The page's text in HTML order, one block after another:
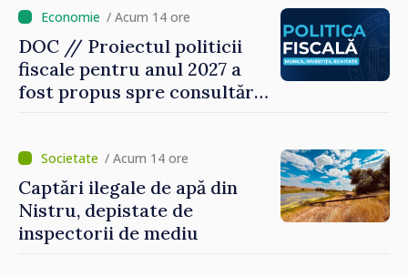
/ Acum 14 ore
DOC // Proiectul politicii
fiscale pentru anul 2027 a
fost propus spre consultări
/ Acum 14 ore
Captări ilegale de apă din
Nistru, depistate de
inspectorii de mediu